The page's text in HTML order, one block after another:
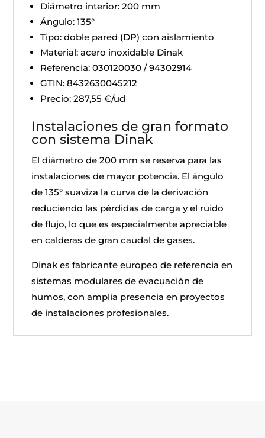
Diámetro interior: 200 mm
Ángulo: 135°
Tipo: doble pared (DP) con aislamiento
Material: acero inoxidable Dinak
Referencia: 030120030 / 94302914
GTIN: 8432630045212
Precio: 287,55 €/ud
Instalaciones de gran formato
con sistema Dinak
El diámetro de 200 mm se reserva para las
instalaciones de mayor potencia. El ángulo
de 135° suaviza la curva de la derivación
reduciendo las pérdidas de carga y el ruido
de flujo, lo que es especialmente apreciable
en calderas de gran caudal de gases.
Dinak es fabricante europeo de referencia en
sistemas modulares de evacuación de
humos, con amplia presencia en proyectos
de instalaciones profesionales.